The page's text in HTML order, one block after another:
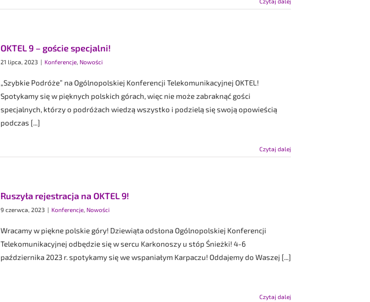
OKTEL 9 – goście specjalni!
21 lipca, 2023 | Konferencje, Nowości
„Szybkie Podróże” na Ogólnopolskiej Konferencji Telekomunikacyjnej OKTEL!
Spotykamy się w pięknych polskich górach, więc nie może zabraknąć gości
specjalnych, którzy o podróżach wiedzą wszystko i podzielą się swoją opowieścią
podczas [...]
Czytaj dalej
Ruszyła rejestracja na OKTEL 9!
9 czerwca, 2023 | Konferencje, Nowości
Wracamy w piękne polskie góry! Dziewiąta odsłona Ogólnopolskiej Konferencji
Telekomunikacyjnej odbędzie się w sercu Karkonoszy u stóp Śnieżki! 4-6
października 2023 r. spotykamy się we wspaniałym Karpaczu! Oddajemy do Waszej [...]
Czytaj dalej